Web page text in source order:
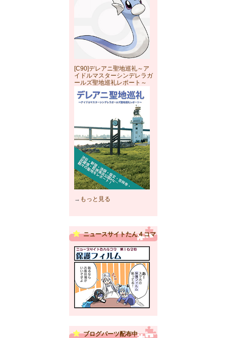
[C90]デレアニ聖地巡礼～ア
イドルマスターシンデレラガ
ールズ聖地巡礼レポート～
→ もっと見る
ニュースサイトたん４コマ
ブログパーツ配布中